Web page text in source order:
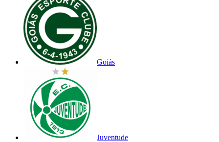
Goiás
Juventude